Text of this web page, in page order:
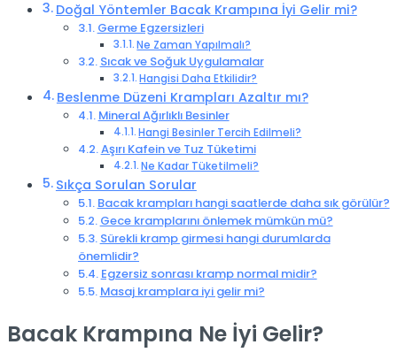
Doğal Yöntemler Bacak Krampına İyi Gelir mi?
Germe Egzersizleri
Ne Zaman Yapılmalı?
Sıcak ve Soğuk Uygulamalar
Hangisi Daha Etkilidir?
Beslenme Düzeni Krampları Azaltır mı?
Mineral Ağırlıklı Besinler
Hangi Besinler Tercih Edilmeli?
Aşırı Kafein ve Tuz Tüketimi
Ne Kadar Tüketilmeli?
Sıkça Sorulan Sorular
Bacak krampları hangi saatlerde daha sık görülür?
Gece kramplarını önlemek mümkün mü?
Sürekli kramp girmesi hangi durumlarda
önemlidir?
Egzersiz sonrası kramp normal midir?
Masaj kramplara iyi gelir mi?
Bacak Krampına Ne İyi Gelir?